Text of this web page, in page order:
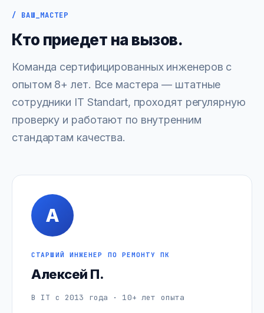
/ ВАШ_МАСТЕР
Кто приедет на вызов.
Команда сертифицированных инженеров с
опытом 8+ лет. Все мастера — штатные
сотрудники IT Standart, проходят регулярную
проверку и работают по внутренним
стандартам качества.
А
СТАРШИЙ ИНЖЕНЕР ПО РЕМОНТУ ПК
Алексей П.
В IT с 2013 года · 10+ лет опыта